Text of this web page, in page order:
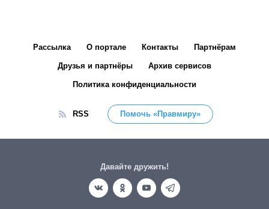
Рассылка О портале Контакты Партнёрам
Друзья и партнёры Архив сервисов
Политика конфиденциальности
RSS Помочь «Правмиру»
Давайте дружить!